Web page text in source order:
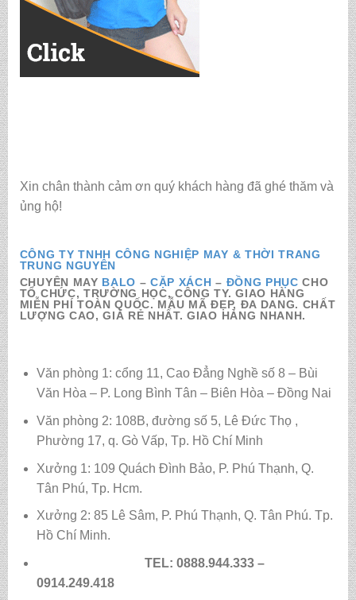
Xin chân thành cảm ơn quý khách hàng đã ghé thăm và
ủng hộ!
CÔNG TY TNHH CÔNG NGHIỆP MAY & THỜI TRANG
TRUNG NGUYÊN
CHUYÊN MAY BALO –CẶP XÁCH – ĐỒNG PHỤC CHO
TỔ CHỨC, TRƯỜNG HỌC, CÔNG TY. GIAO HÀNG
MIỄN PHÍ TOÀN QUỐC. MẪU MÃ ĐẸP, ĐA DANG. CHẤT
LƯỢNG CAO, GIÁ RẺ NHẤT. GIAO HÀNG NHANH.
Văn phòng 1: cổng 11, Cao Đẳng Nghề số 8 – Bùi
Văn Hòa – P. Long Bình Tân – Biên Hòa – Đồng Nai
Văn phòng 2: 108B, đường số 5, Lê Đức Thọ ,
Phường 17, q. Gò Vấp, Tp. Hồ Chí Minh
Xưởng 1: 109 Quách Đình Bảo, P. Phú Thạnh, Q.
Tân Phú, Tp. Hcm.
Xưởng 2: 85 Lê Sâm, P. Phú Thạnh, Q. Tân Phú. Tp.
Hồ Chí Minh.
TEL: 0888.944.333 –
0914.249.418